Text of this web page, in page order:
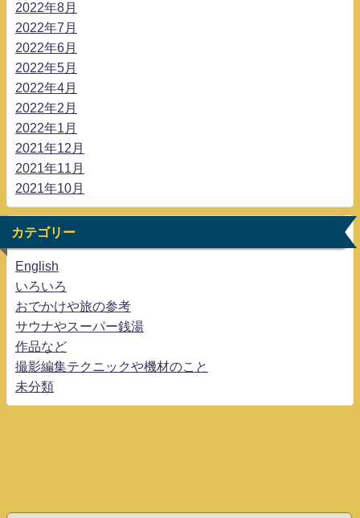
2022年8月
2022年7月
2022年6月
2022年5月
2022年4月
2022年2月
2022年1月
2021年12月
2021年11月
2021年10月
カテゴリー
English
いろいろ
おでかけや旅の参考
サウナやスーパー銭湯
作品など
撮影編集テクニックや機材のこと
未分類